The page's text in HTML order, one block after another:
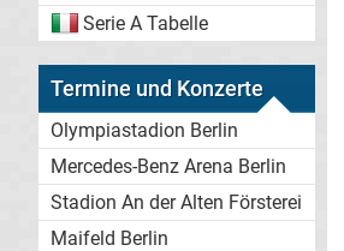
Serie A Tabelle
Termine und Konzerte
Olympiastadion Berlin
Mercedes-Benz Arena Berlin
Stadion An der Alten Försterei
Maifeld Berlin